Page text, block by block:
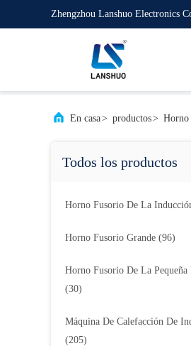
Zhengzhou Lanshuo Electronics
En casa> productos> Horno
Todos los productos
Horno Fusorio De La
Horno Fusorio Grande (96)
Horno Fusorio De La Pequeña
(30)
Máquina De Calefacción De
(205)